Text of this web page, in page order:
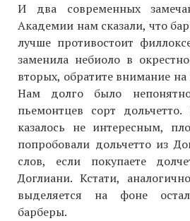
И два современных
Академии нам сказали, что
лучше противостоит
заменила небиоло в
вторых, обратите внимание
Нам долго было
пьемонтцев сорт
казалось не интересным,
попробовали дольчетто из
слов, если покупаете
Доглиани. Кстати,
выделяется на фоне
барберы.